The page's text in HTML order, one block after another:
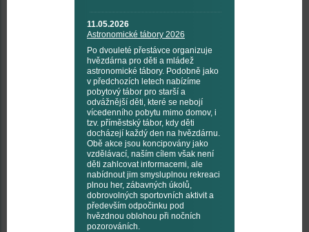
11.05.2026
Astronomické tábory 2026
Po dvouleté přestávce organizuje
hvězdárna pro děti a mládež
astronomické tábory. Podobně jako
v předchozích letech nabízíme
pobytový tábor pro starší a
odvážnější děti, které se nebojí
vícedenního pobytu mimo domov, i
tzv. příměstský tábor, kdy děti
docházejí každý den na hvězdárnu.
Obě akce jsou koncipovány jako
vzdělávací, naším cílem však není
děti zahlcovat informacemi, ale
nabídnout jim smysluplnou rekreaci
plnou her, zábavných úkolů,
dobrovolných sportovních aktivit a
především odpočinku pod
hvězdnou oblohou při nočních
pozorováních.